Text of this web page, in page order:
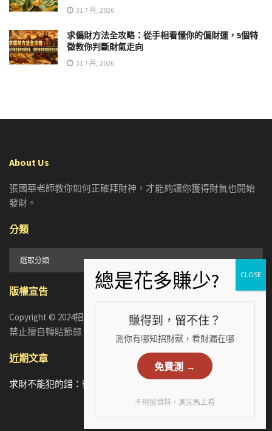
31 7 月, 2026
求偏財方法全攻略：從手相看懂你的偏財運，5個特
徵教你判斷財氣走向
31 7 月, 2026
About Us
張國華老師教你如何正確拜財神，才能夠讓你獲得財氣也開始
發財。
分類
版權宣告
Copyright © 2024招財張國華. ALL RIGHTS RESERVED. 版權所有，
禁止擅自轉貼節錄
近期文章
求財不能犯的錯：從5個手相財運特徵，看懂你漏財的真正原因
賺得到，留不住？
測你有哪知招財獸，看財漏在哪
免費測 →
不用留資料，測完馬上看